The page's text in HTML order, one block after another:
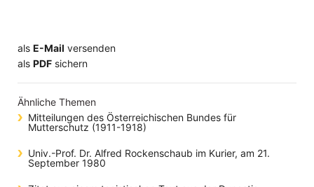
als E-Mail versenden
​​​​​​​​​​​​​​​​​als PDF sichern
Ähnliche Themen
Mitteilungen des Österreichischen Bundes für
Mutterschutz (1911-1918)
Univ.-Prof. Dr. Alfred Rockenschaub im Kurier, am 21.
September 1980